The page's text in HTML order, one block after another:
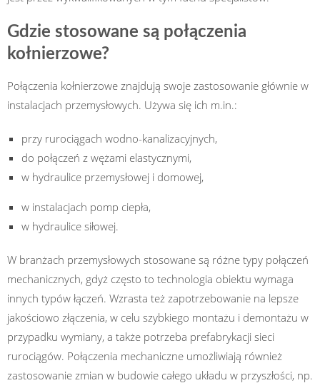
Gdzie stosowane są połączenia
kołnierzowe?
Połączenia kołnierzowe znajdują swoje zastosowanie głównie w
instalacjach przemysłowych. Używa się ich m.in.:
przy rurociągach wodno-kanalizacyjnych,
do połączeń z wężami elastycznymi,
w hydraulice przemysłowej i domowej,
w instalacjach pomp ciepła,
w hydraulice siłowej.
W branżach przemysłowych stosowane są różne typy połączeń
mechanicznych, gdyż często to technologia obiektu wymaga
innych typów łączeń. Wzrasta też zapotrzebowanie na lepsze
jakościowo złączenia, w celu szybkiego montażu i demontażu w
przypadku wymiany, a także potrzeba prefabrykacji sieci
rurociągów. Połączenia mechaniczne umożliwiają również
zastosowanie zmian w budowie całego układu w przyszłości, np.